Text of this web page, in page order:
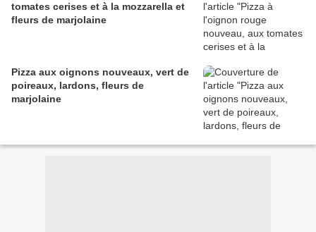
tomates cerises et à la mozzarella et
fleurs de marjolaine
Pizza aux oignons nouveaux, vert de
poireaux, lardons, fleurs de
marjolaine